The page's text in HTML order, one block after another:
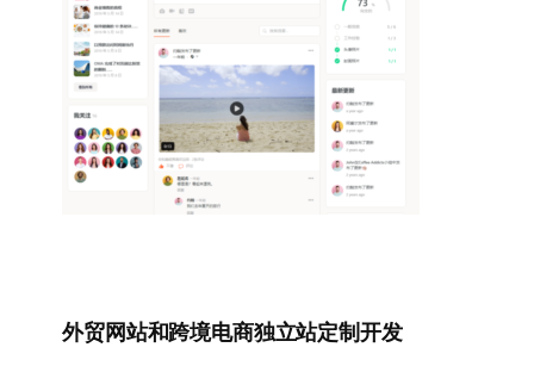
外贸网站和跨境电商独立站定制开发